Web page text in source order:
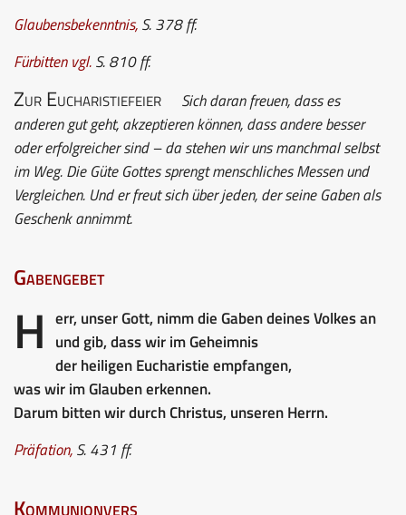
Glaubensbekenntnis,S. 378 ff.
Fürbittenvgl.S. 810 ff.
Zur Eucharistiefeier
Sich daran freuen, dass es
anderen gut geht, akzeptieren können, dass andere besser
oder erfolgreicher sind – da stehen wir uns manchmal selbst
im Weg. Die Güte Gottes sprengt menschliches Messen und
Vergleichen. Und er freut sich über jeden, der seine Gaben als
Geschenk annimmt.
Gabengebet
H err, unser Gott, nimm die Gaben deines Volkes an
und gib, dass wir im Geheimnis
der heiligen Eucharistie empfangen,
was wir im Glauben erkennen.
Darum bitten wir durch Christus, unseren Herrn.
Präfation,S. 431 ff.
Kommunionvers